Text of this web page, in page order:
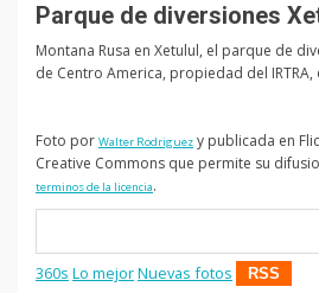
Parque de diversiones
Montana Rusa en Xetulul, el parque de
de Centro America, propiedad del IRTRA,
Foto por Walter Rodriguez y publicada en
Creative Commons que permite su
terminos de la licencia.
360s Lo mejorNuevas fotos RSS